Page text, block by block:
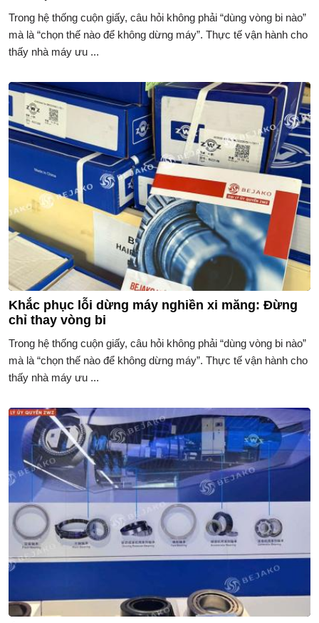
Trong hệ thống cuộn giấy, câu hỏi không phải “dùng vòng bi nào”
mà là “chọn thế nào để không dừng máy”. Thực tế vận hành cho
thấy nhà máy ưu ...
Khắc phục lỗi dừng máy nghiền xi măng: Đừng
chỉ thay vòng bi
Trong hệ thống cuộn giấy, câu hỏi không phải “dùng vòng bi nào”
mà là “chọn thế nào để không dừng máy”. Thực tế vận hành cho
thấy nhà máy ưu ...